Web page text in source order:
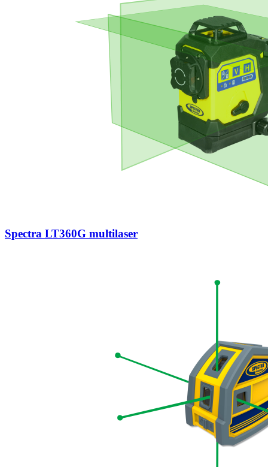
Spectra LT360G multilaser